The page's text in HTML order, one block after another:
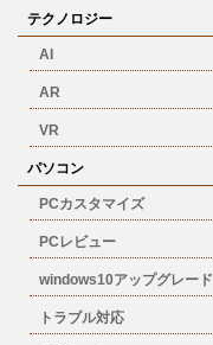
テクノロジー
AI
AR
VR
パソコン
PCカスタマイズ
PCレビュー
windows10アップグレード
トラブル対応